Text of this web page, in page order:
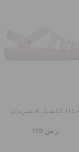
حذاء كلاسيك فيشرمان
ر.س 179